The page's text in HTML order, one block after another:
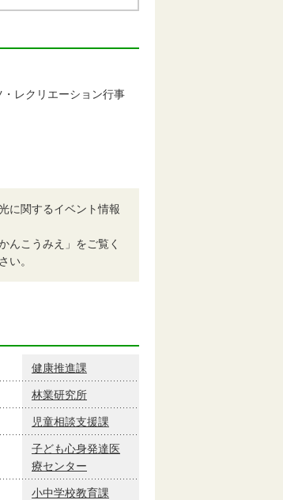
・レクリエーション行事
に関するイベント情報
かんこうみえ」をご覧く
い。
健康推進課
林業研究所
児童相談支援課
子ども心身発達医
療センター
小中学校教育課